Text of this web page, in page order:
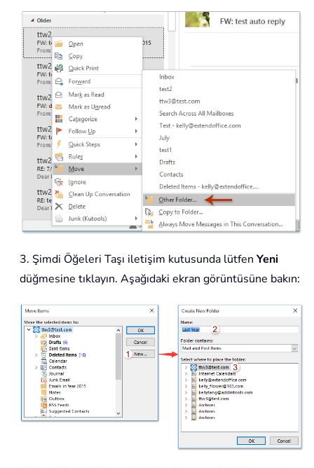
3. Şimdi Öğeleri Taşı iletişim kutusunda lütfen Yeni
düğmesine tıklayın. Aşağıdaki ekran görüntüsüne bakın: